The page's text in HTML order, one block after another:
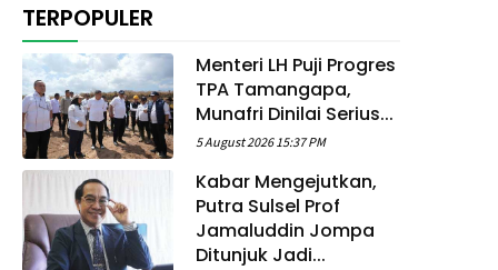
TERPOPULER
Menteri LH Puji Progres
TPA Tamangapa,
Munafri Dinilai Serius...
5 August 2026 15:37 PM
Kabar Mengejutkan,
Putra Sulsel Prof
Jamaluddin Jompa
Ditunjuk Jadi...